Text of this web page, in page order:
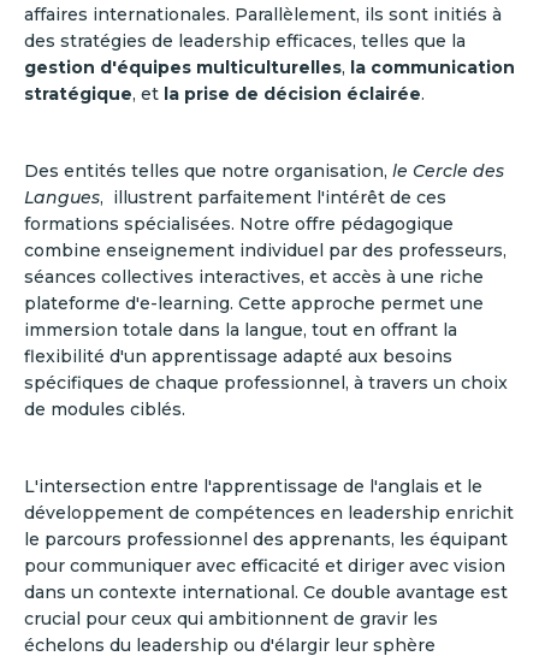
affaires internationales. Parallèlement, ils sont initiés à
des stratégies de leadership efficaces, telles que la
gestion d'équipes multiculturelles, la communication
stratégique, et la prise de décision éclairée.
Des entités telles que notre organisation, le Cercle des
Langues, illustrent parfaitement l'intérêt de ces
formations spécialisées. Notre offre pédagogique
combine enseignement individuel par des professeurs,
séances collectives interactives, et accès à une riche
plateforme d'e-learning. Cette approche permet une
immersion totale dans la langue, tout en offrant la
flexibilité d'un apprentissage adapté aux besoins
spécifiques de chaque professionnel, à travers un choix
de modules ciblés.
L'intersection entre l'apprentissage de l'anglais et le
développement de compétences en leadership enrichit
le parcours professionnel des apprenants, les équipant
pour communiquer avec efficacité et diriger avec vision
dans un contexte international. Ce double avantage est
crucial pour ceux qui ambitionnent de gravir les
échelons du leadership ou d'élargir leur sphère